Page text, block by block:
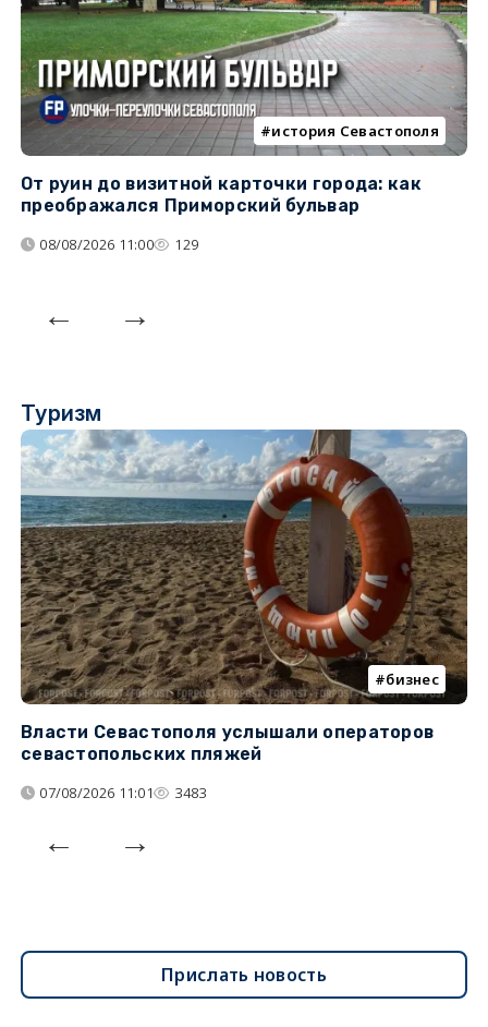
история Севастополя
От руин до визитной карточки города: как
преображался Приморский бульвар
08/08/2026 11:00 129
Туризм
бизнес
Власти Севастополя услышали операторов
севастопольских пляжей
07/08/2026 11:01 3483
Прислать новость